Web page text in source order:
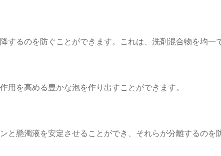
するのを防ぐことができます。これは、洗剤混合物を均一
を高める豊かな泡を作り出すことができます。
と懸濁液を安定させることができ、それらが分離するのを